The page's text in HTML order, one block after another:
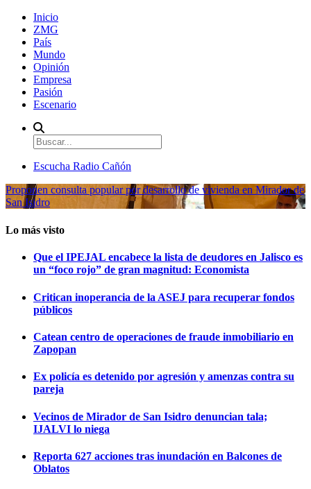
Inicio
ZMG
País
Mundo
Opinión
Empresa
Pasión
Escenario
Escucha Radio Cañón
Proponen consulta popular por desarrollo de vivienda en Mirador de
San Isidro
Lo más visto
Que el IPEJAL encabece la lista de deudores en Jalisco es
un “foco rojo” de gran magnitud: Economista
Critican inoperancia de la ASEJ para recuperar fondos
públicos
Catean centro de operaciones de fraude inmobiliario en
Zapopan
Ex policía es detenido por agresión y amenzas contra su
pareja
Vecinos de Mirador de San Isidro denuncian tala;
IJALVI lo niega
Reporta 627 acciones tras inundación en Balcones de
Oblatos